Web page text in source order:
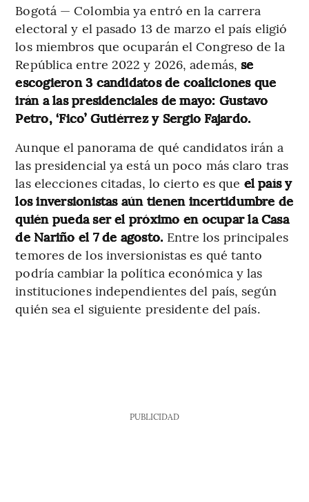
Bogotá — Colombia ya entró en la carrera
electoral y el pasado 13 de marzo el país eligió
los miembros que ocuparán el Congreso de la
República entre 2022 y 2026, además,se
escogieron 3 candidatos de coaliciones que
irán a las presidenciales de mayo: Gustavo
Petro, ‘Fico’ Gutiérrez y Sergio Fajardo.
Aunque el panorama de qué candidatos irán a
las presidencial ya está un poco más claro tras
las elecciones citadas, lo cierto es que el país y
los inversionistas aún tienen incertidumbre de
quién pueda ser el próximo en ocupar la Casa
de Nariño el 7 de agosto. Entre los principales
temores de los inversionistas es qué tanto
podría cambiar la política económica y las
instituciones independientes del país, según
quién sea el siguiente presidente del país.
PUBLICIDAD